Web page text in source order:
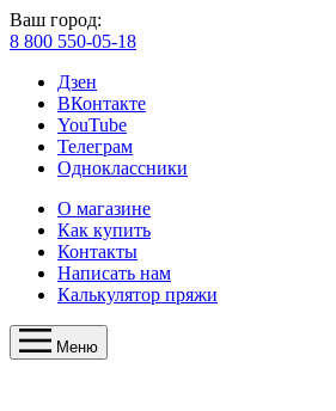
Ваш город:
8 800 550-05-18
Дзен
ВКонтакте
YouTube
Телеграм
Одноклассники
О магазине
Как купить
Контакты
Написать нам
Калькулятор пряжи
Меню